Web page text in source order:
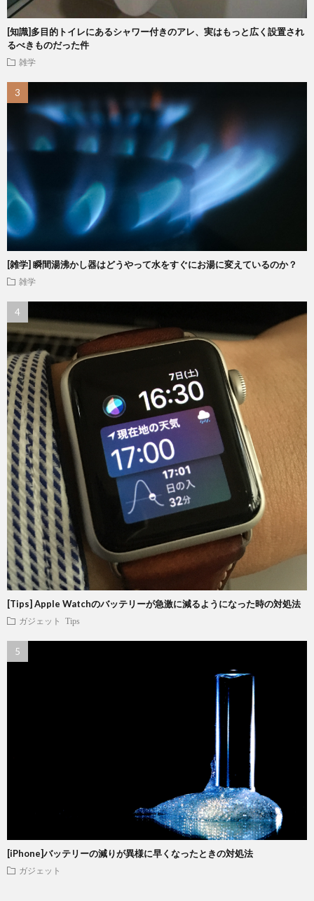
[知識]多目的トイレにあるシャワー付きのアレ、実はもっと広く設置され
るべきものだった件
雑学
[雑学] 瞬間湯沸かし器はどうやって水をすぐにお湯に変えているのか？
雑学
[Tips] Apple Watchのバッテリーが急激に減るようになった時の対処法
ガジェット Tips
[iPhone]バッテリーの減りが異様に早くなったときの対処法
ガジェット